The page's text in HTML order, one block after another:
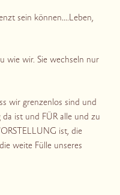
sein können….Leben,
wie wir. Sie wechseln nur
wir grenzenlos sind und
ist und FÜR alle und zu
ist, die
weite Fülle unseres